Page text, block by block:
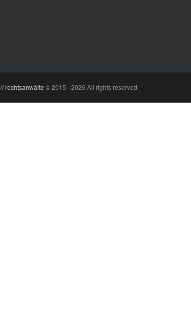
// rechtsanwälte © 2015 - 2026 All rights reserved.